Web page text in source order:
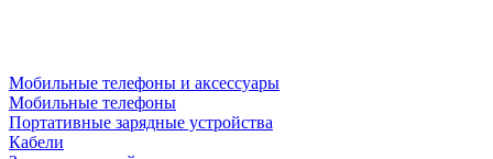
Мобильные телефоны и аксессуары
Мобильные телефоны
Портативные зарядные устройства
Кабели